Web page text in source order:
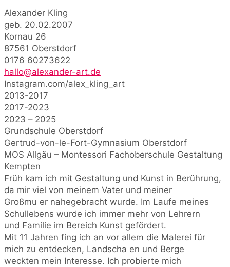
Alexander Kling
geb. 20.02.2007
Kornau 26
87561 Oberstdorf
0176 60273622
hallo@alexander-art.de
Instagram.com/alex_kling_art
2013-2017
2017-2023
2023 – 2025
Grundschule Oberstdorf
Gertrud-von-le-Fort-Gymnasium Oberstdorf
MOS Allgäu – Montessori Fachoberschule Gestaltung
Kempten
Früh kam ich mit Gestaltung und Kunst in Berührung,
da mir viel von meinem Vater und meiner
Großmu er nahegebracht wurde. Im Laufe meines
Schullebens wurde ich immer mehr von Lehrern
und Familie im Bereich Kunst gefördert.
Mit 11 Jahren fing ich an vor allem die Malerei für
mich zu entdecken, Landscha en und Berge
weckten mein Interesse. Ich probierte mich